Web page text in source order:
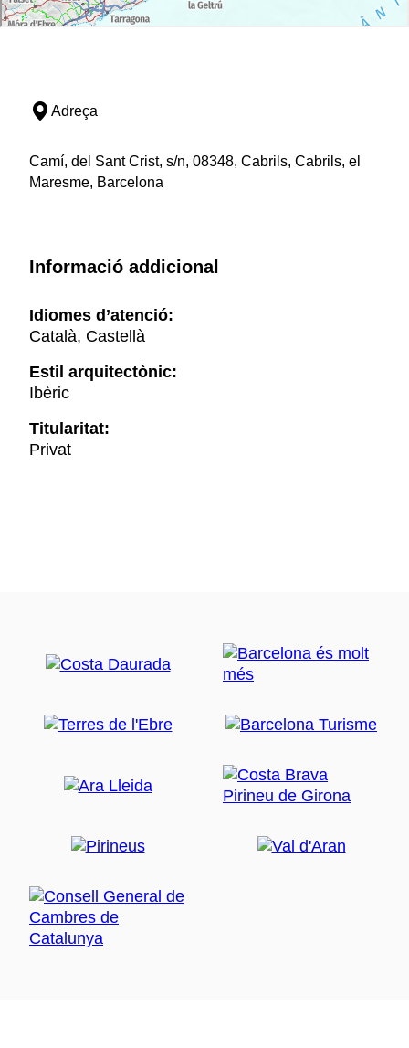
Adreça
Camí, del Sant Crist, s/n, 08348, Cabrils, Cabrils, el
Maresme, Barcelona
Informació addicional
Idiomes d’atenció:
Català, Castellà
Estil arquitectònic:
Ibèric
Titularitat:
Privat